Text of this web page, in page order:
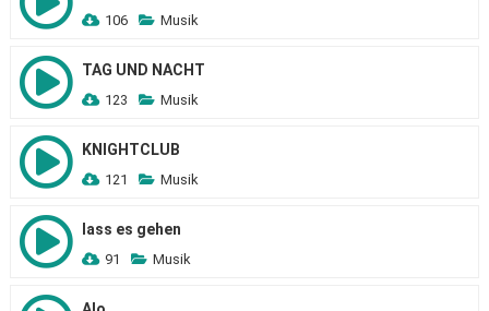
106 Musik
TAG UND NACHT
123 Musik
KNIGHTCLUB
121 Musik
lass es gehen
91 Musik